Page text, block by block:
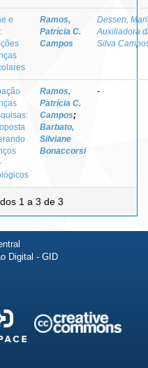
e
Ramos,
Patrícia C.
Campos
Dessen,
Auxiliadora
Silva
Ramos,
Patrícia C.
Campos;
Barbato,
Silviane
Bonaccorsi
-
1 a 3 de 3
Digital - GID